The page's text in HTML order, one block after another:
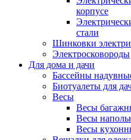
корпусе
стали
Шинковки
Электросковороды
Для дома и дачи
Бассейны
Биотуалеты для
Весы
Весы
Весы
Весы